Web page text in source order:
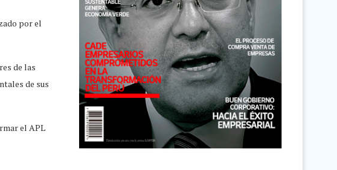
por el
de las
de sus
el APL